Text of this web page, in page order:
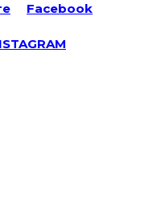
Facebook